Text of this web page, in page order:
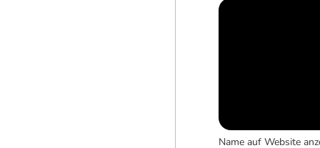
Name auf Website